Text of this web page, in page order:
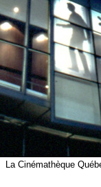
La Cinémathèque